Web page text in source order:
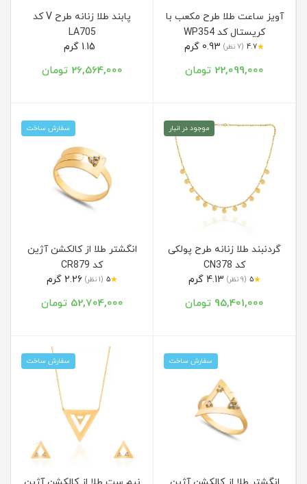
آویز ساعت طلا طرح مکعب با
کریستال کد WP354
★
4.7 (7 نظر)
22,099,000 تومان
پابند طلا زنانه طرح V کد
LA705
26,564,000 تومان
موجود در انبار
گردنبند طلا زنانه طرح پولکی
کد CN378
★
5 (9 نظر)
95,401,000 تومان
سفارش ساخت
انگشتر طلا از کالکشن آژین
کد CR879
★
5 (1 نظر) 2.26 گرم
52,704,000 تومان
سفارش ساخت سفارش ساخت